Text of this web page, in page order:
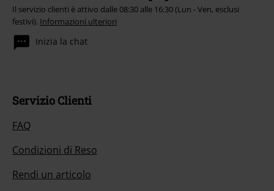
Il servizio clienti è attivo dalle 08:30 alle 16:30 (Lun - Ven, esclusi
festivi). Informazioni ulteriori
Inizia la chat
Servizio Clienti
FAQ
Condizioni di Reso
Rendi un articolo